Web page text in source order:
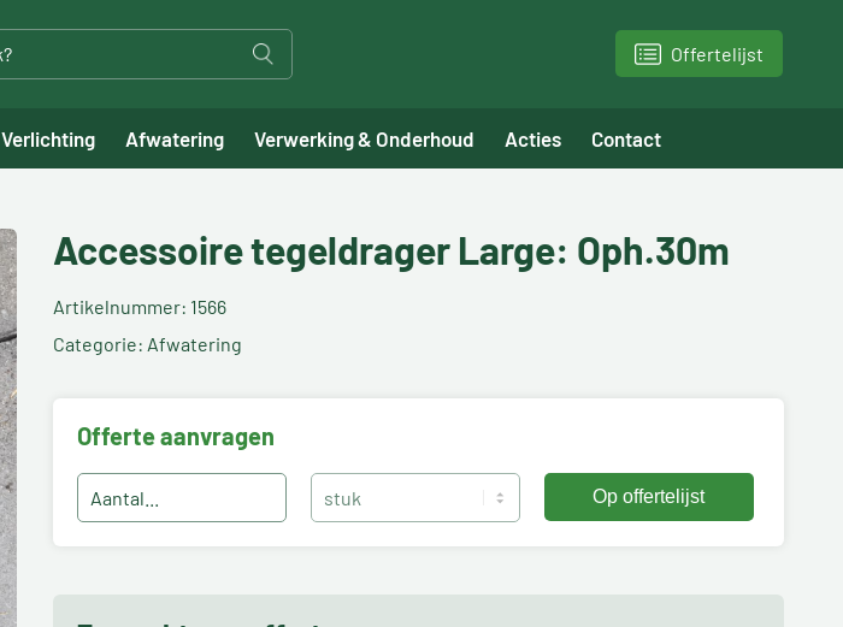
Offertelijst
Verlichting Afwatering Verwerking & Onderhoud Acties Contact
Accessoire tegeldrager Large: Oph.30m
Artikelnummer: 1566
Categorie: Afwatering
Offerte aanvragen